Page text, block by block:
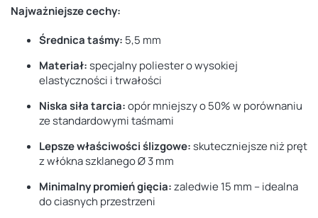
Najważniejsze cechy:
Średnica taśmy: 5,5 mm
Materiał:specjalny poliester o wysokiej
elastyczności i trwałości
Niska siła tarcia:opór mniejszy o 50% w porównaniu
ze standardowymi taśmami
Lepsze właściwości ślizgowe:skuteczniejsze niż pręt
z włókna szklanego Ø 3 mm
Minimalny promień gięcia:zaledwie 15 mm – idealna
do ciasnych przestrzeni